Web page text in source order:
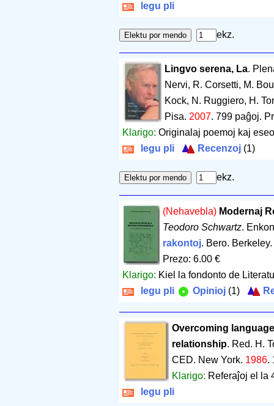
legu pli
ekz.
Lingvo serena, La.
Nervi, R. Corsetti, M.
Kock, N. Ruggiero, H.
Pisa. 2007. 799 paĝoj.
Klarigo: Originalaj poemoj kaj
legu pli
Recenzoj (1)
ekz.
(Nehavebla) Modernaj
Teodoro Schwartz.
rakontoj. Bero. Berkeley.
Prezo: 6.00 €
Klarigo: Kiel la fondonto de
legu pli
Opinioj (1)
Overcoming
relationship. Red. H.
CED. New York. 1986.
Klarigo: Referaĵoj el la
legu pli